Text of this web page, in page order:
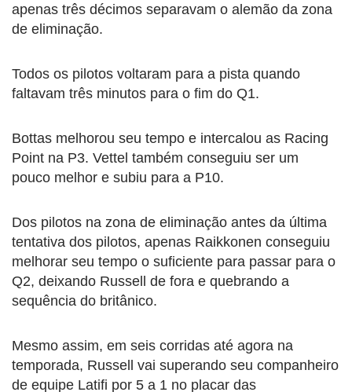
apenas três décimos separavam o alemão da zona
de eliminação.
Todos os pilotos voltaram para a pista quando
faltavam três minutos para o fim do Q1.
Bottas melhorou seu tempo e intercalou as Racing
Point na P3. Vettel também conseguiu ser um
pouco melhor e subiu para a P10.
Dos pilotos na zona de eliminação antes da última
tentativa dos pilotos, apenas Raikkonen conseguiu
melhorar seu tempo o suficiente para passar para o
Q2, deixando Russell de fora e quebrando a
sequência do britânico.
Mesmo assim, em seis corridas até agora na
temporada, Russell vai superando seu companheiro
de equipe Latifi por 5 a 1 no placar das